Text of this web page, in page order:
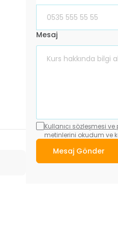
Mesaj
Kullanıcı sözleşmesi
metinlerini okudum ve
Mesaj Gönder